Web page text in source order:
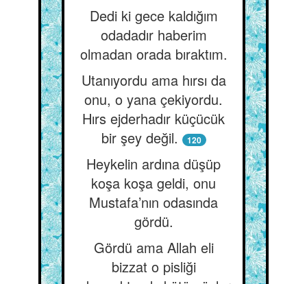
Dedi ki gece kaldığım
odadadır haberim
olmadan orada bıraktım.
Utanıyordu ama hırsı da
onu, o yana çekiyordu.
Hırs ejderhadır küçücük
bir şey değil.
120
Heykelin ardına düşüp
koşa koşa geldi, onu
Mustafa’nın odasında
gördü.
Gördü ama Allah eli
bizzat o pisliği